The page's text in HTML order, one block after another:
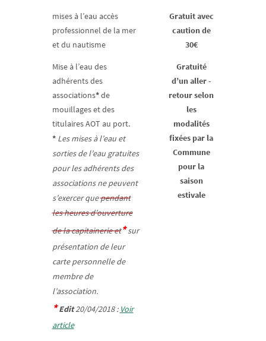
mises à l’eau accès
professionnel de la mer
et du nautisme
Gratuit avec
caution de
30€
Mise à l’eau des
adhérents des
associations*de
mouillages et des
titulaires AOT au port.
*Les mises à l’eau et
sorties de l’eau gratuites
pour les adhérents des
associations ne peuvent
s’exercer quependant
les heures d’ouverture
de la capitainerie et*sur
présentation de leur
carte personnelle de
membre de
l’association.
* Edit20/04/2018 : Voir
article
Gratuité
d’un aller -
retour selon
les
modalités
fixées par la
Commune
pour la
saison
estivale